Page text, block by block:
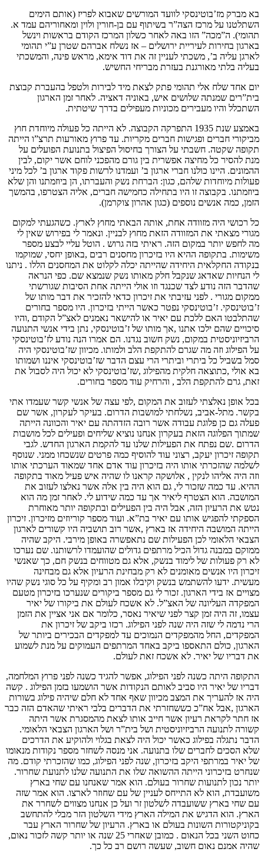
בא מברק מז’בוטינסקי לוועד המורשים שאבוא לפריז (אותם הימים
השתלטנו על מרכז הצה”ר בשיתוף עם בן-חורין ולוין ומאחוריהם עמד א.
תהומי). ה”מכה” הזו באה לאחר כשלון המרכז הקודם בראשות וינשל
בארגון בחירות לעיריית ירושלים – אז נשלח אברהם שטרן ע”י תהומי
לארגן עליה ב’, משכתי לעניין זה את דוד אימא, מראש פינה, והמשכתי
בעליה בלתי מאורגנת בעזרת מבריחי החשיש.
יום אחד שלח אלי תהומי פתק לצאת מיד לבירות ולטפל בהעברת קבוצת
בית”רים שמנתה שלושים איש, באוניה דאציה. לאחר זמן הארגון
השתכלל והיו מעבירים מכוניות מעפילים בדרך שיטתית.
באמצע שנת 1935 התפרקה הקבוצה. לא הייתה כל פעולה מיוחדת חוץ
מביקורי חברים ופגישות חברים מקריות. עד פרוץ מאורעות תרצ”ו הייתה
תקופה שקטה. חשבתי על הצורך בחיסול הפיצול בתנועת הפועלים על
מנת להסיר כל מחיצה אפשרית בין גורם מהפכני לוחם אשר יקום, לבין
ההמונים. היינו כולנו חברי ארגון ב’ ועמדנו לרשות פקוד ארגון ב’ לכל מיני
פעולות מיוחדות שלהם, כגון: הברחת נשק והעברתו, הן ביוזמתנו והן שלא
ביוזמתנו. בקבוצה זו היו בתחילה כחמישה חברים, אליה הצטרפו, בהמשך
הזמן, כמה אנשים נוספים (כגון אהרון צוקרמן).
כל רכושי היה מזוודה אחת, אותה הבאתי מחוץ לארץ. כשהגעתי למקום
מגורי מצאתי את המזוודה הזאת מחוץ לבניין. ונאמר לי בפירוש שאין לי
מה לחפש יותר במקום הזה. ראיתי בזה גרוש . הוטל עליי לבצע מספר
משימות. בתקופה ההיא היו בזיכרון מחסנים רבים ,באופן יחסי, שמוקמו
בנקודה החקלאית היחידה שהייתה יכלה לקלוט את המחסנים הללו . ניתנו
לי הנחיות שאדאג שנקבל חלק מאותו נשק שנמצא שם. כפי הנראה
שהדבר הזה נודע לצד שכנגד וזו אולי הייתה אחת הסיבות שגורשתי
ממקום מגורי . לפני עזיבתי את זיכרון כדאי להזכיר את דבר מותו של
ז’בוטינסקי. ז’בוטינסקי נפטר כאשר הייתי בזיכרון. היו מספר בחורים
שהתלבטו האם ללכת עם יאיר או להישאר נאמנים לאצ”ל הקודם ,והיו
סיכויים שהם ילכו אתנו ,אך מותו של ז’בוטינסקי, נתן בידי אנשי התנועה
הרביזיוניסטית במקום, נשק חשוב נגדנו. הם אמרו הנה נודע לז’בוטינסקי
על הפילוג וזה מה שגרם להתקפת הלב ולמותו. מכיוון שז’בוטינסקי היה
סמל בשביל כל ביתרי וביתרי הרי עצם הדבר שז’בוטינסקי איננו ושמותו
בא אולי ,כתוצאה חלקית מהפילוג ,שז’בוטינסקי לא יכול היה לסבול את
זאת, גרם להתקפת הלב , והרחיק עוד מספר בחורים.
בכל אופן נאלצתי לעזוב את המקום ,לפי עצה של אנשי קשר שעמדו אתי
בקשר. מתל-אביב, נשלחתי למושבות הדרום. בעיקר לעקרון, אשר שם
פעלה גם כן פלוגת עבודה אשר רובה הזדהתה עם יאיר והכוונה הייתה
שמתוך הפלוגה הזאת בעקרון אנחנו נוציא שליחים ופעילים לכל מושבות
הדרום .שם נפתח את הפעילות שלנו עד להקמת הארגון החדש. לגבי
תקופה זיכרון יעקב, רצוני עוד להוסיף כמה פרטים שנשכחו ממני. שנוסף
לשלמה שהזכרתי אותו היה בזיכרון עוד אדם אחד שמאוד הערכתי אותו
וזה היה אליהו לנקין , אלושקה קראנו לו שהיה איש פעיל מאוד בתקופה
ההיא. עד כמה שזכור לי, גם הוא היה בין אלה אשר נאלצו לעזוב את
המושבה. הוא הצטרף ליאיר אך עד כמה שידוע לי. לאחר זמן מה הוא
נטש את הרעיון הזה, אבל היה בין הפעילים ובתקופה יותר מאוחרת
הספקתי להפגיש אותו עם יאיר בת”א. ועוד מספר קוריוזים מזיכרון. זיכרון
הייתה המושבה היחידה אז בארץ ,אשר רוב תושביה היו קשורים לארגון
הצבאי הלאומי לכן הפעילות שם נתאפשרה באופן מירבי. היקב שהיה
ממוקם במבנה גדול הכיל מרתפים גדולים שהועמדו לרשותנו. שם נערכו
לא רק פעולות של לימוד בנשק, אלא גם מטווחים בנשק חם, כך שאנשי
זיכרון היו אנשים מאומנים לא רק מבחינת הרעיון אלא גם מבחינה
מעשית. ידעו להשתמש בנשק וקיבלו אמון רב ומקיף על כל סוגי נשק שהיו
מצויים אז בידי הארגון. זכור לי גם מספר ביקורים שנערכו בזיכרון מטעם
המפקדה העליונה של האצ”ל. לא אשכח לעולם את ביקורו של יאיר
עצמו, זה היה זמן קצר לפני שיאיר נאסר, כלומר אם אני אציין את הזמן
הרי נדמה לי שזה היה שנה לפני הפילוג. רכזו ביקב של זיכרון את
המפקדים, החל מהמפקדים הנמוכים עד למפקדים הבכירים ביותר של
הארגון, כולם התאספו ביקב באחד המרתפים העמוקים על מנת לשמוע
את דבריו של יאיר. לא אשכח זאת לעולם.
התקופה היתה כשנה לפני הפילוג, אפשר להגיד כשנה לפני פרוץ המלחמה,
דבריו של יאיר היו סביב לאותם הנקודות אשר הושמעו בזמן הפילוג . קשה
היה אז להעריך את המצב מכיוון שאף אחד לא חלם שיהיה פילוג בשורות
הארגון ,אבל אח”כ כששחזרתי את הדברים בלבי ראיתי שהאדם הזה כבר
אז חתר לקראת רעיון אשר חייב אותו לצאת מהמסגרת אשר היתה
קשורה לתנועה הרביזיוניסטית ושל בית”ר ושל הארגון הצבאי הלאומי.
הדבר נתגלה בפילוג כאשר יכול היה לצאת בגלוי ולהוקיע את הדרכים
שלא הסכים לחברים שלו בתנועה. אני מנסה לשחזר מספר נקודות מנאומו
של יאיר במרתפי היקב בזיכרון, שנה לפני הפילוג, כמו שהזכרתי קודם. מה
שנחרט בזיכרוני הייתה ההשואה שלו את התנועה שלנו לתנועת שחרור.
יותר נכון לתנועות שחרור בעולם. הוא אמר שאנחנו עם שחי בארץ
משועבדת, הוא לא התייחס לעניין של עם שחוזר לארצו. הוא אמר שזה
עם שחי בארץ ששועבדה לשלטון זר ועל כן אנחנו מצווים לשחרר את
הארץ. הוא הדגיש את המילה הארץ מידי השלטון הזר מבלי להתחשב
בקוניקטורות השונות בעולם או בארץ. הרעיון של שחרור הארץ עבר
כחוט השני בכל הנאום . כמובן שאחרי 25 שנה או יותר קשה לזכור נאום,
שהיה אמנם נאום חשוב, שעשה רושם רב כל כך.